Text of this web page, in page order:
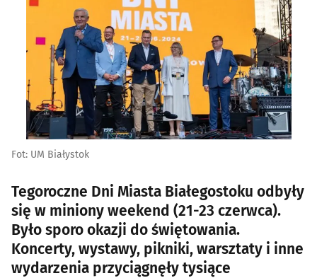
Fot: UM Białystok
Tegoroczne Dni Miasta Białegostoku odbyły
się w miniony weekend (21-23 czerwca).
Było sporo okazji do świętowania.
Koncerty, wystawy, pikniki, warsztaty i inne
wydarzenia przyciągnęły tysiące